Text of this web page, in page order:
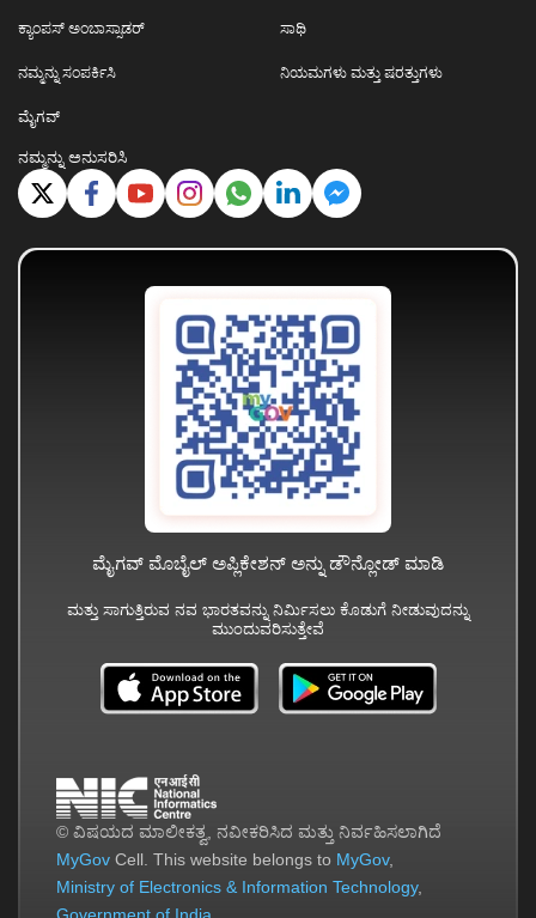
ಕ್ಯಾಂಪಸ್ ಅಂಬಾಸ್ಸಾಡರ್ ಸಾಥಿ
ನಮ್ಮನ್ನು ಸಂಪರ್ಕಿಸಿ ನಿಯಮಗಳು ಮತ್ತು ಷರತ್ತುಗಳು
ಮೈಗವ್
ನಮ್ಮನ್ನು ಅನುಸರಿಸಿ
© ವಿಷಯದ ಮಾಲೀಕತ್ವ, ನವೀಕರಿಸಿದ ಮತ್ತು ನಿರ್ವಹಿಸಲಾಗಿದೆ
MyGov Cell. This website belongs to MyGov,
Ministry of Electronics & Information Technology,
ಮೈಗವ್ ಮೊಬೈಲ್ ಅಪ್ಲಿಕೇಶನ್ ಅನ್ನು ಡೌನ್ಲೋಡ್ ಮಾಡಿ
ಮತ್ತು ಸಾಗುತ್ತಿರುವ ನವ ಭಾರತವನ್ನು ನಿರ್ಮಿಸಲು ಕೊಡುಗೆ ನೀಡುವುದನ್ನು
ಮುಂದುವರಿಸುತ್ತೇವೆ